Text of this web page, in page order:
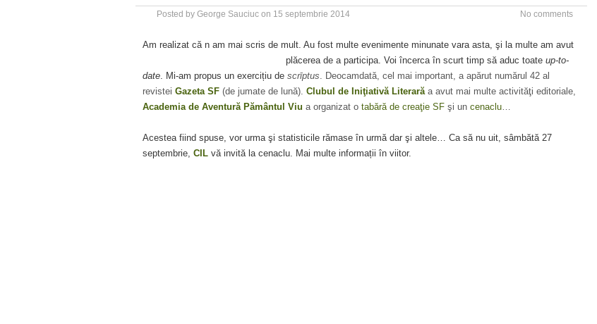
Posted by George Sauciuc on 15 septembrie 2014 No comments
Am realizat că n am mai scris de mult. Au fost multe evenimente minunate vara asta, şi la multe am avut
plăcerea de a participa. Voi încerca în scurt timp să aduc toate up-to-
date. Mi-am propus un exercițiu de scrīptus. Deocamdată, cel mai important, a apărut numărul 42 al
revistei Gazeta SF (de jumate de lună). Clubul de Iniţiativă Literarăa avut mai multe activităţi editoriale,
Academia de Aventură Pământul Viu a organizat o tabără de creaţie SF şi un cenaclu…
Acestea fiind spuse, vor urma şi statisticile rămase în urmă dar şi altele… Ca să nu uit, sâmbătă 27
septembrie, CIL vă invită la cenaclu. Mai multe informații în viitor.